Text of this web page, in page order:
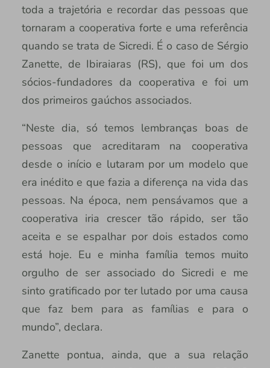
toda a trajetória e recordar das pessoas que
tornaram a cooperativa forte e uma referência
quando se trata de Sicredi. É o caso de Sérgio
Zanette, de Ibiraiaras (RS), que foi um dos
sócios-fundadores da cooperativa e foi um
dos primeiros gaúchos associados.
“Neste dia, só temos lembranças boas de
pessoas que acreditaram na cooperativa
desde o início e lutaram por um modelo que
era inédito e que fazia a diferença na vida das
pessoas. Na época, nem pensávamos que a
cooperativa iria crescer tão rápido, ser tão
aceita e se espalhar por dois estados como
está hoje. Eu e minha família temos muito
orgulho de ser associado do Sicredi e me
sinto gratificado por ter lutado por uma causa
que faz bem para as famílias e para o
mundo”, declara.
Zanette pontua, ainda, que a sua relação